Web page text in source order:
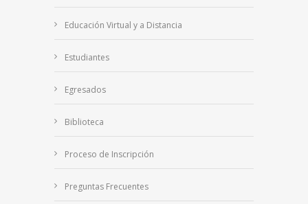
Educación Virtual y a Distancia
Estudiantes
Egresados
Biblioteca
Proceso de Inscripción
Preguntas Frecuentes